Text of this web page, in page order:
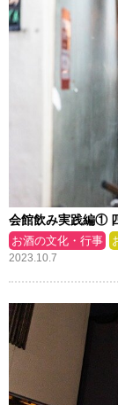
会館飲み実践編①
お酒の文化・行事
2023.10.7